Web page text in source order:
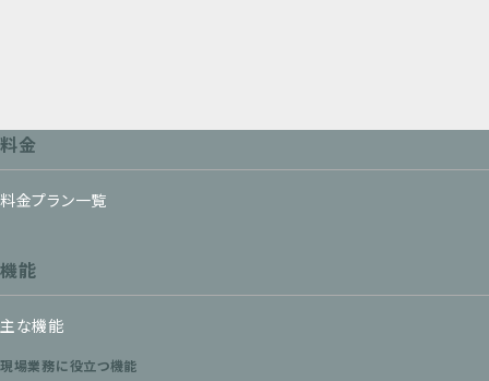
料金
料金プラン一覧
機能
主な機能
現場業務に役立つ機能